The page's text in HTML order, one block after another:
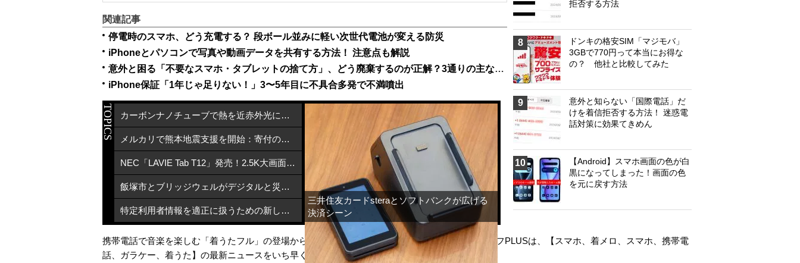
関連記事
停電時のスマホ、どう充電する？ 段ボール並みに軽い次世代電池が変える防災
iPhoneとパソコンで写真や動画データを共有する方法！ 注意点も解説
意外と困る「不要なスマホ・タブレットの捨て方」、どう廃棄するのが正解？3通りの主な処分方法
iPhone保証「1年じゃ足りない！」3〜5年目に不具合多発で不満噴出
TOPICS
三井住友カードsteraとソフトバンクが広げる
決済シーン
カーボンナノチューブで熱を近赤外光に変換する方法
メルカリで熊本地震支援を開始：寄付の方法と活用先
NEC「LAVIE Tab T12」発売！2.5K大画面Androidタブレットが6万円台で登場
飯塚市とブリッジウェルがデジタルと災害支援で連携協定締結
特定利用者情報を適正に扱うための新しい指針とは？
拒否する方法
8
ドンキの格安SIM「マジモバ」
3GBで770円って本当にお得な
の？ 他社と比較してみた
9
意外と知らない「国際電話」だ
けを着信拒否する方法！ 迷惑電
話対策に効果てきめん
10
【Android】スマホ画面の色が白
黒になってしまった！画面の色
を元に戻す方法
携帯電話で音楽を楽しむ「着うたフル」の登場から20年、なぜ廃れた？のページです。スマホライフPLUSは、【 スマホ 着メロ スマホ
携帯電
話
ガラケー 着うた 】の最新ニュースをいち早くお届けします。